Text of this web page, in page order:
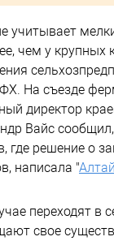
учитывает
чем у крупных
На съезде
директор
Вайс
где решение о
написала "
переходят в
свое